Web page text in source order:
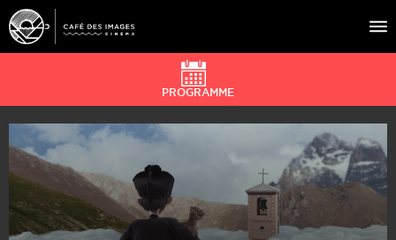
À L’AFFICHE
CAFÉ DU CINÉ
PRATIQUE
ÉDUCATION AUX IMAGES
PROGRAMME